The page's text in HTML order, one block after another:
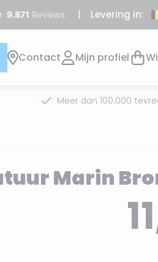
Levering in:
Contact Mijn profiel
Meer dan 100.000
Marin